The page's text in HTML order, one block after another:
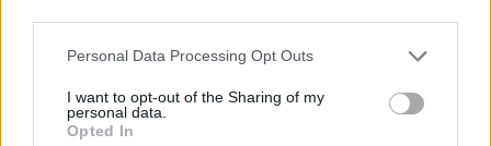
Please note that this website/app uses one or more Google
not limited to your visit or usage behaviour. You may click to
grant or deny consent to Google and its third-party tags to
use your data for below specified purposes in below Google
Personal Data Processing Opt Outs
I want to opt-out of the Sharing of my
personal data.
Opted In
Ρωσία-Μέχρι 8 Σεπτεμβρίου